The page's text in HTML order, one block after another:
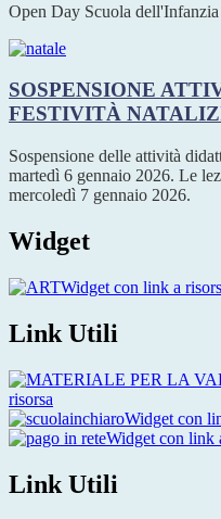
Open Day Scuola dell'Infanzia
SOSPENSIONE
FESTIVITÀ
Sospensione delle attività
martedì 6 gennaio 2026. Le
mercoledì 7 gennaio 2026.
Widget
Widget con link a
Link Utili
risorsa
Widget con
Widget con link
Link Utili